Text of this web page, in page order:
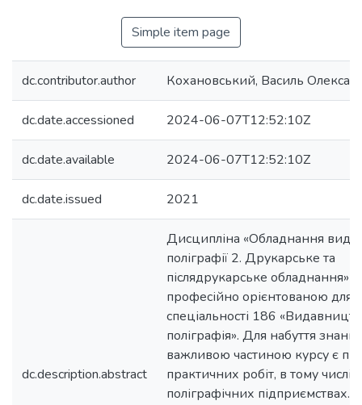
Simple item page
dc.contributor.author Кохановський, Василь
dc.date.accessioned 2024-06-07T12:52:10Z
dc.date.available 2024-06-07T12:52:10Z
dc.date.issued 2021
dc.description.abstract
Дисципліна «Обладнання
поліграфії 2. Друкарське та
післядрукарське обладнання» є
професійно орієнтованою для
спеціальності 186
поліграфія». Для набуття знань
важливою частиною курсу є
практичних робіт, в тому числі
поліграфічних підприємствах.